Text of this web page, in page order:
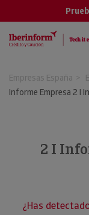
Empresas España
Informe Empresa 2 I
2 I
¿Has